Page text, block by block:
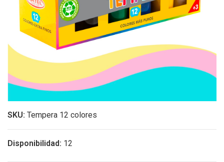
SKU: Tempera 12 colores
Disponibilidad: 12